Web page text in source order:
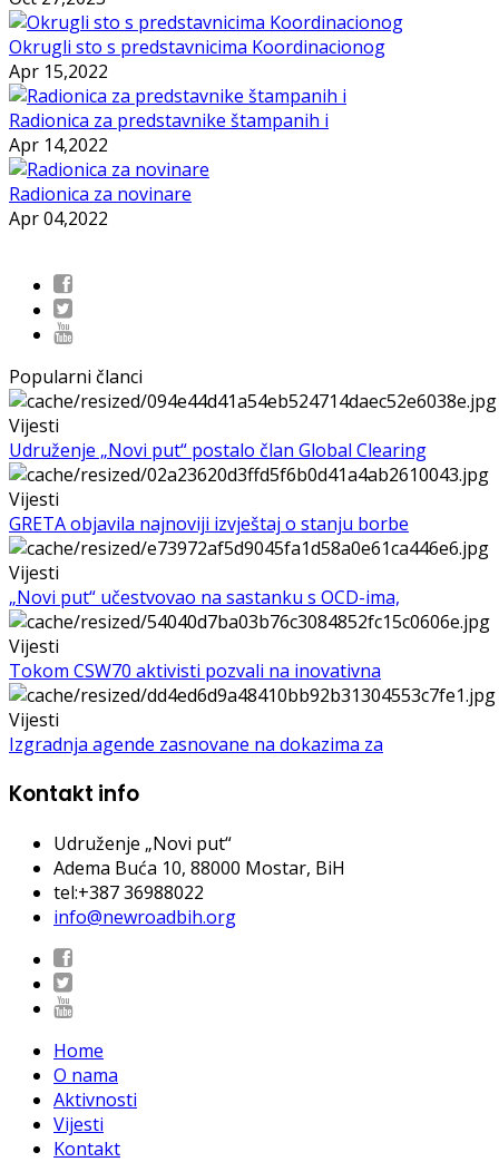
Okrugli sto s predstavnicima Koordinacionog
Apr 15,2022
Radionica za predstavnike štampanih i
Apr 14,2022
Radionica za novinare
Apr 04,2022
Popularni članci
Vijesti
Udruženje „Novi put“ postalo član Global Clearing
Vijesti
GRETA objavila najnoviji izvještaj o stanju borbe
Vijesti
„Novi put“ učestvovao na sastanku s OCD-ima,
Vijesti
Tokom CSW70 aktivisti pozvali na inovativna
Vijesti
Izgradnja agende zasnovane na dokazima za
Kontakt info
Udruženje „Novi put“
Adema Buća 10, 88000 Mostar, BiH
tel:+387 36988022
info@newroadbih.org
Home
O nama
Aktivnosti
Vijesti
Kontakt